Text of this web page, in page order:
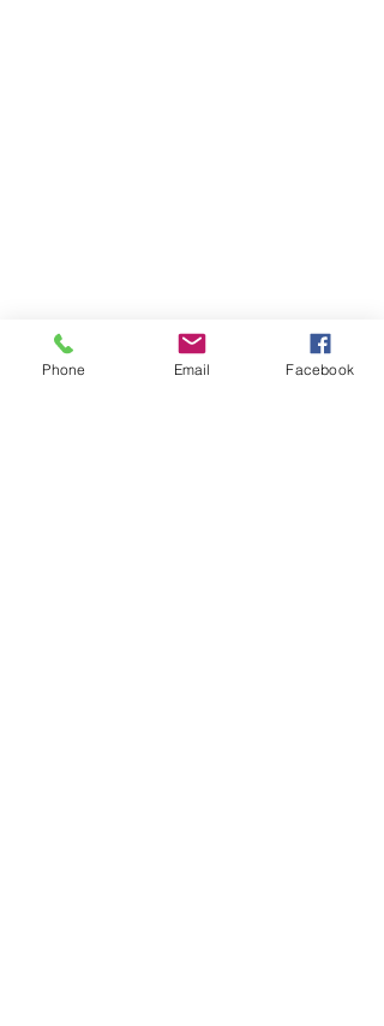
Phone Email Facebook